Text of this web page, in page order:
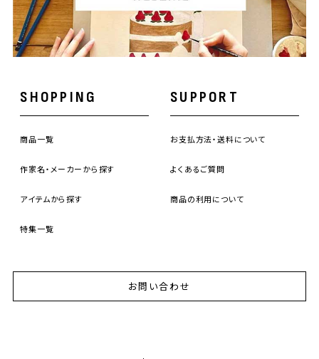
SHOPPING
商品一覧
作家名・メーカーから探す
アイテムから探す
特集一覧
SUPPORT
お支払方法・送料について
よくあるご質問
商品の利用について
お問い合わせ